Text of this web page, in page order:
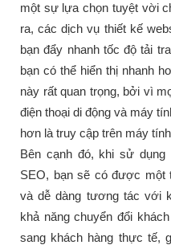
một sự lựa chọn tuyệt vời
ra, các dịch vụ thiết kế
bạn đẩy nhanh tốc độ tải
bạn có thể hiển thị nhanh
này rất quan trọng, bởi vì
điện thoại di động và máy
hơn là truy cập trên máy
Bên cạnh đó, khi sử dụng
SEO, bạn sẽ có được một
và dễ dàng tương tác với
khả năng chuyển đổi
sang khách hàng thực tế,